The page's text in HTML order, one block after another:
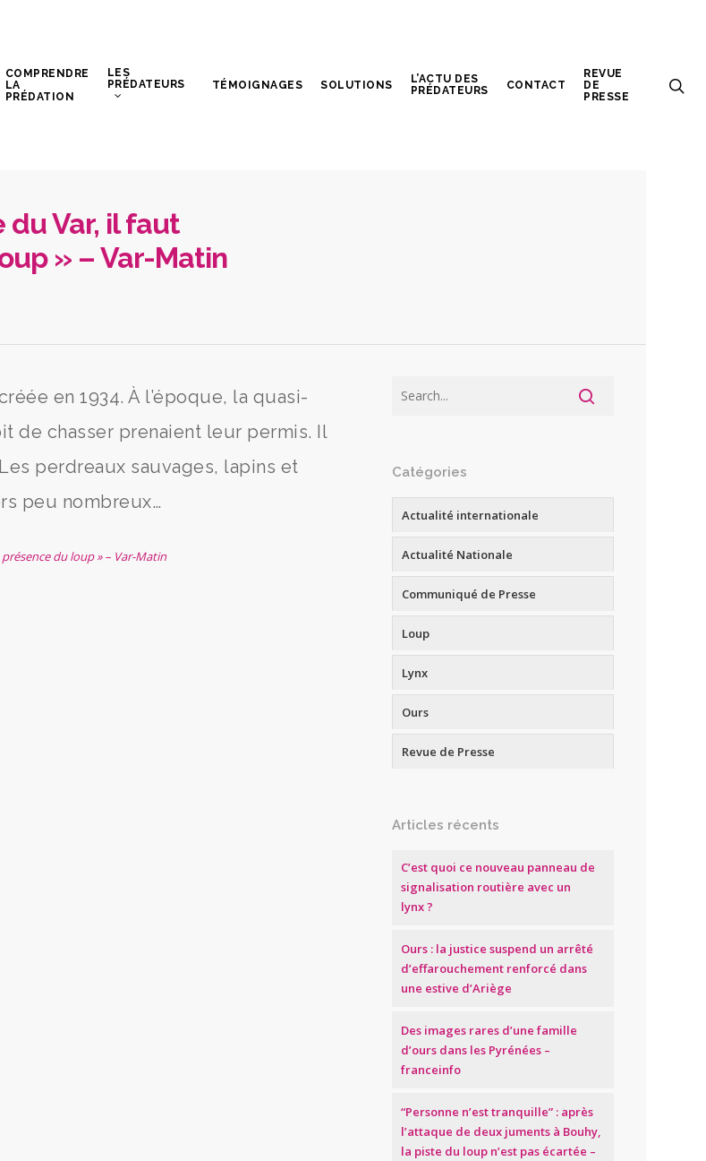
COMPRENDRE
LA
PRÉDATION
LES
PRÉDATEURS
TÉMOIGNAGES SOLUTIONS
L’ACTU DES
PRÉDATEURS
CONTACT
REVUE
DE
PRESSE
du Var, il faut
» – Var-Matin
en 1934. À l’époque, la quasi-
de chasser prenaient leur permis. Il
perdreaux sauvages, lapins et
peu nombreux…
présence du loup » – Var-Matin
Catégories
Actualité internationale
Actualité Nationale
Communiqué de Presse
Loup
Lynx
Ours
Revue de Presse
Articles récents
C’est quoi ce nouveau panneau de
signalisation routière avec un
lynx ?
Ours : la justice suspend un arrêté
d’effarouchement renforcé dans
une estive d’Ariège
Des images rares d’une famille
d’ours dans les Pyrénées –
franceinfo
“Personne n’est tranquille” : après
l’attaque de deux juments à Bouhy,
la piste du loup n’est pas écartée –